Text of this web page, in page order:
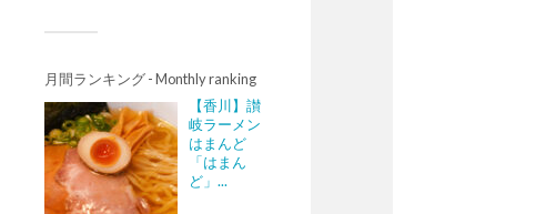
月間ランキング - Monthly ranking
【香川】讃
岐ラーメン
はまんど
「はまん
ど」...